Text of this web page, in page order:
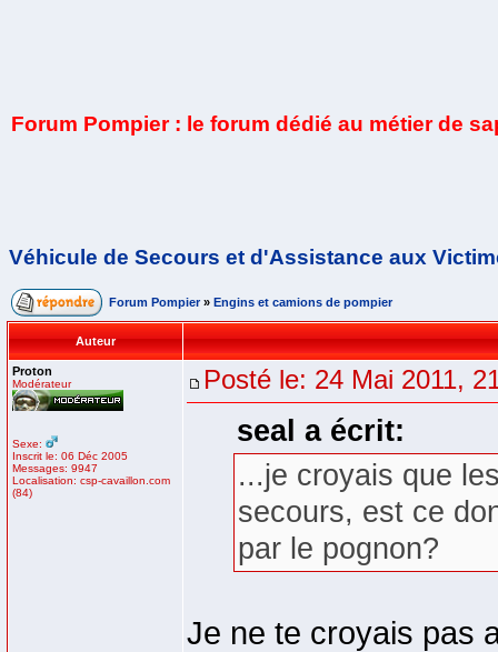
Forum Pompier : le forum dédié au métier de
Véhicule de Secours et d'Assistance aux
Forum Pompier » Engins et camions de pompier
Auteur
Proton
Modérateur
Sexe:
Inscrit le: 06 Déc 2005
Messages: 9947
Localisation: csp-cavaillon.com
(84)
Posté le: 24 Mai 2011,
seal a écrit:
...je croyais que
secours, est ce
par le pognon?
Je ne te croyais pas